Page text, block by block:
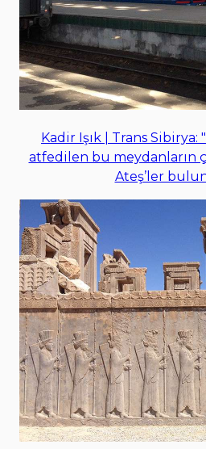
Kadir Işık | Trans Sibirya:
atfedilen bu meydanların
Ateş’ler